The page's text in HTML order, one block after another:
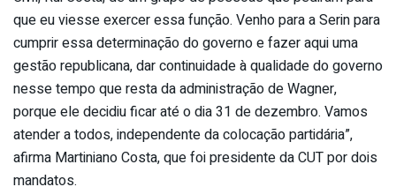
que eu viesse exercer essa função. Venho para a Serin para
cumprir essa determinação do governo e fazer aqui uma
gestão republicana, dar continuidade à qualidade do governo
nesse tempo que resta da administração de Wagner,
porque ele decidiu ficar até o dia 31 de dezembro. Vamos
atender a todos, independente da colocação partidária”,
afirma Martiniano Costa, que foi presidente da CUT por dois
mandatos.